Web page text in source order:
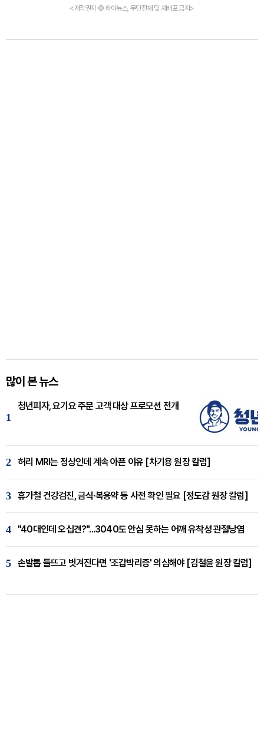
<저작권자 © 하이뉴스, 무단전재 및 재배포 금지>
많이 본 뉴스
1
청년피자, 요기요 주문 고객 대상 프로모션 전개
2 허리 MRI는 정상인데 계속 아픈 이유 [차기용 원장 칼럼]
3 휴가철 건강검진, 금식·복용약 등 사전 확인 필요 [정도감 원장 칼럼]
4 "40대인데 오십견?"...3040도 안심 못하는 어깨 유착성 관절낭염
5 손발톱 들뜨고 벗겨진다면 '조갑박리증' 의심해야 [김철윤 원장 칼럼]